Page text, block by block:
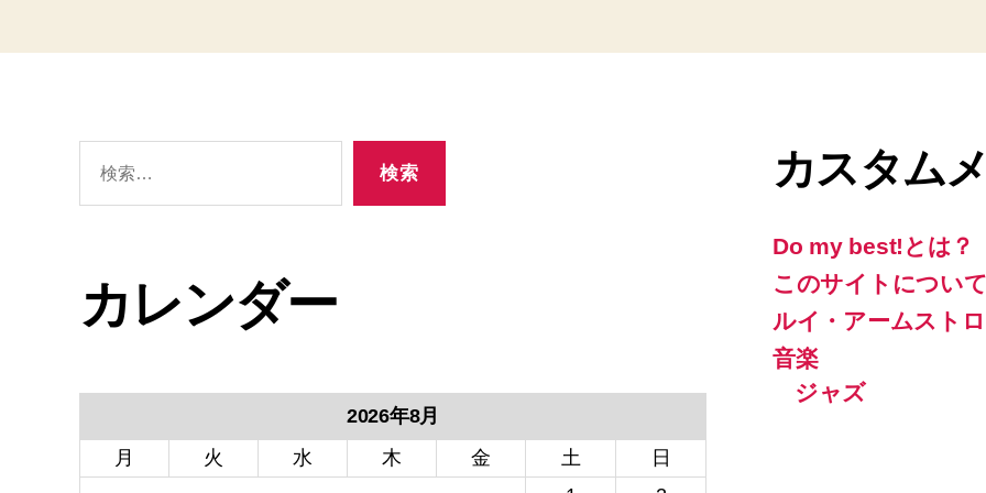
検索
カレンダー
2026年8月
月
火 水 木 金 土
日
カスタム
Do my best!とは？
このサイトについて
ルイ・アームスト
音楽
ジャズ